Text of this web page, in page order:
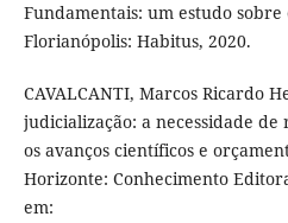
Fundamentais: um estudo
Florianópolis: Habitus, 2020.
CAVALCANTI, Marcos Ricardo
judicialização: a necessidade
os avanços científicos e
Horizonte: Conhecimento
em: